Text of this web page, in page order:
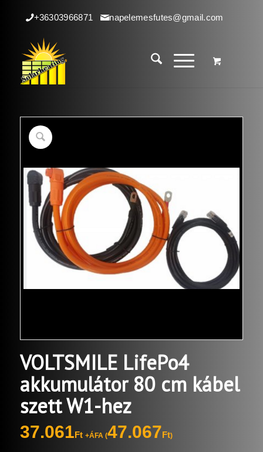
+36303966871 napelemesfutes@gmail.com
VOLTSMILE LifePo4
akkumulátor 80 cm kábel
szett W1-hez
37.061Ft +ÁFA (47.067Ft)